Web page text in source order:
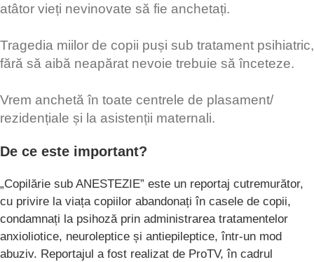
atâtor vieți nevinovate să fie anchetați.
Tragedia miilor de copii puși sub tratament psihiatric,
fără să aibă neapărat nevoie trebuie să înceteze.
Vrem anchetă în toate centrele de plasament/
rezidențiale și la asistenții maternali.
De ce este important?
„Copilărie sub ANESTEZIE” este un reportaj cutremurător,
cu privire la viața copiilor abandonați în casele de copii,
condamnați la psihoză prin administrarea tratamentelor
anxioliotice, neuroleptice și antiepileptice, într-un mod
abuziv. Reportajul a fost realizat de ProTV, în cadrul